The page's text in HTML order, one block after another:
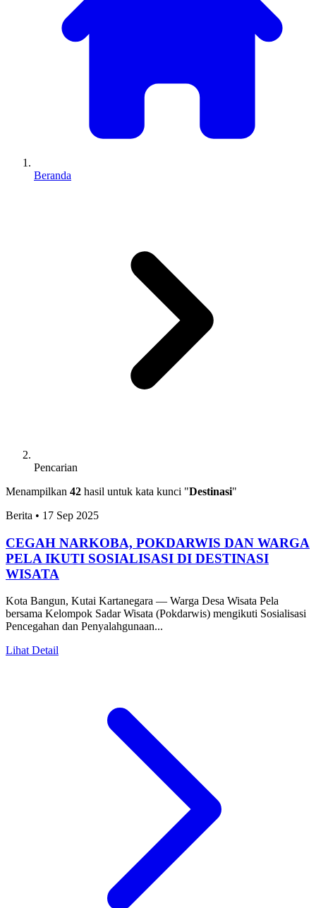
Beranda
Pencarian
Menampilkan 42 hasil untuk kata kunci "Destinasi"
Berita • 17 Sep 2025
CEGAH NARKOBA, POKDARWIS DAN WARGA
PELA IKUTI SOSIALISASI DI DESTINASI
WISATA
Kota Bangun, Kutai Kartanegara — Warga Desa Wisata Pela
bersama Kelompok Sadar Wisata (Pokdarwis) mengikuti Sosialisasi
Pencegahan dan Penyalahgunaan...
Lihat Detail